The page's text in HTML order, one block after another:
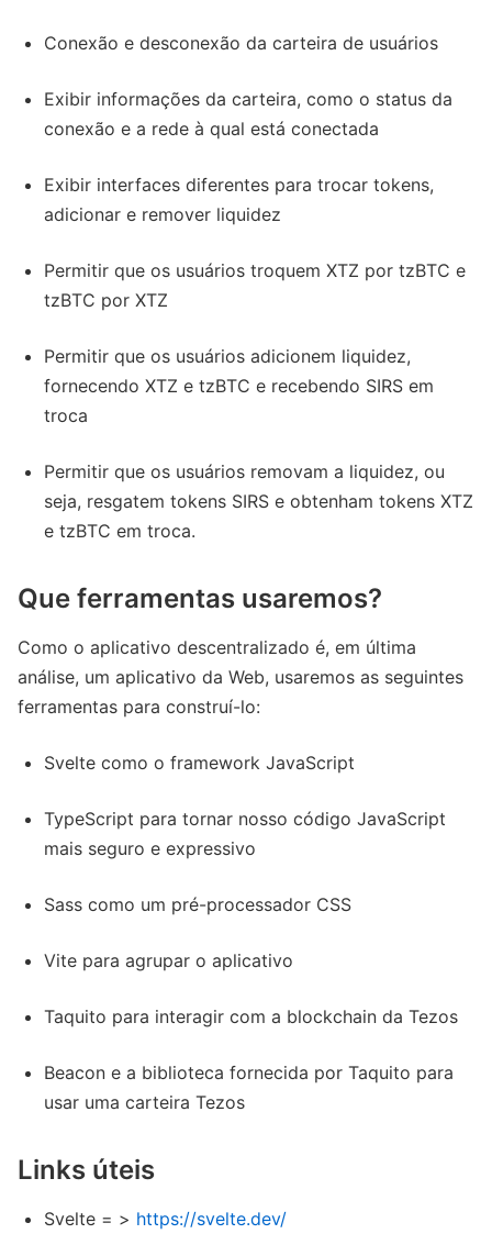
Conexão e desconexão da carteira de usuários
Exibir informações da carteira, como o status da
conexão e a rede à qual está conectada
Exibir interfaces diferentes para trocar tokens,
adicionar e remover liquidez
Permitir que os usuários troquem XTZ por tzBTC e
tzBTC por XTZ
Permitir que os usuários adicionem liquidez,
fornecendo XTZ e tzBTC e recebendo SIRS em
troca
Permitir que os usuários removam a liquidez, ou
seja, resgatem tokens SIRS e obtenham tokens XTZ
e tzBTC em troca.
Que ferramentas usaremos?
Como o aplicativo descentralizado é, em última
análise, um aplicativo da Web, usaremos as seguintes
ferramentas para construí-lo:
Svelte como o framework JavaScript
TypeScript para tornar nosso código JavaScript
mais seguro e expressivo
Sass como um pré-processador CSS
Vite para agrupar o aplicativo
Taquito para interagir com a blockchain da Tezos
Beacon e a biblioteca fornecida por Taquito para
usar uma carteira Tezos
Links úteis
Svelte = > https://svelte.dev/